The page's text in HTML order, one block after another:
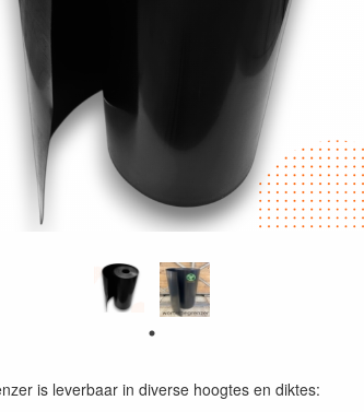
is leverbaar in diverse hoogtes en diktes: